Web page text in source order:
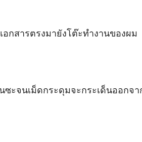
กสารตรงมายังโต๊ะทำงานของผม
ะจนเม็ดกระดุมจะกระเด็นออกจ